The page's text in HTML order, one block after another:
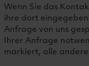
Wenn Sie das
ihre dort
Anfrage von uns
Ihrer Anfrage
markiert, alle